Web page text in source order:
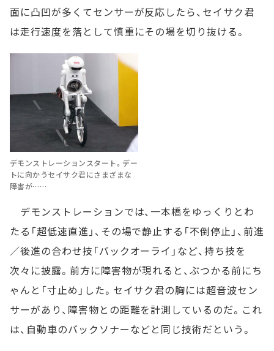
面に凸凹が多くてセンサーが反応したら、セイサク君
は走行速度を落として慎重にその場を切り抜ける。
デモンストレーションスタート。デー
トに向かうセイサク君にさまざまな
障害が……
デモンストレーションでは、一本橋をゆっくりとわ
たる「超低速直進」、その場で静止する「不倒停止」、前進
／後進の合わせ技「バックオーライ」など、持ち技を
次々に披露。前方に障害物が現れると、ぶつかる前にち
ゃんと「寸止め」した。セイサク君の胸には超音波セン
サーがあり、障害物との距離を計測しているのだ。これ
は、自動車のバックソナーなどと同じ技術だという。